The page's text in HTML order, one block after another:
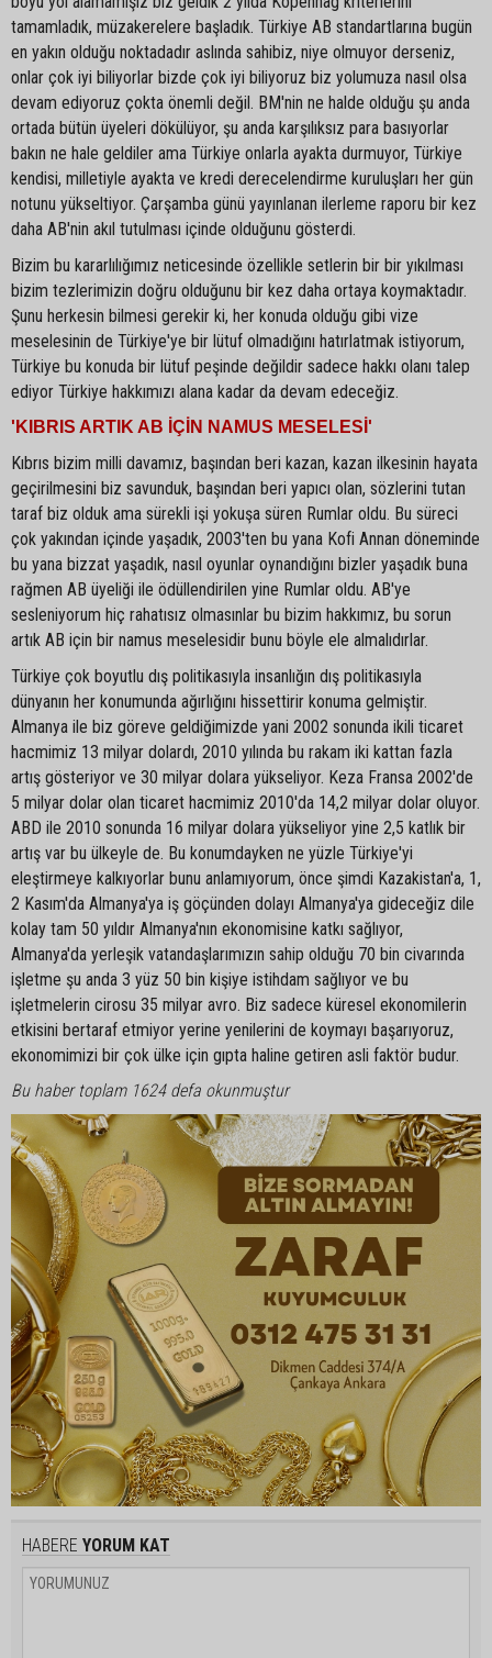
tamamladık, müzakerelere başladık. Türkiye AB standartlarına bugün
en yakın olduğu noktadadır aslında sahibiz, niye olmuyor derseniz,
onlar çok iyi biliyorlar bizde çok iyi biliyoruz biz yolumuza nasıl olsa
devam ediyoruz çokta önemli değil. BM'nin ne halde olduğu şu anda
ortada bütün üyeleri dökülüyor, şu anda karşılıksız para basıyorlar
bakın ne hale geldiler ama Türkiye onlarla ayakta durmuyor, Türkiye
kendisi, milletiyle ayakta ve kredi derecelendirme kuruluşları her gün
notunu yükseltiyor. Çarşamba günü yayınlanan ilerleme raporu bir kez
daha AB'nin akıl tutulması içinde olduğunu gösterdi.
Bizim bu kararlılığımız neticesinde özellikle setlerin bir bir yıkılması
bizim tezlerimizin doğru olduğunu bir kez daha ortaya koymaktadır.
Şunu herkesin bilmesi gerekir ki, her konuda olduğu gibi vize
meselesinin de Türkiye'ye bir lütuf olmadığını hatırlatmak istiyorum,
Türkiye bu konuda bir lütuf peşinde değildir sadece hakkı olanı talep
ediyor Türkiye hakkımızı alana kadar da devam edeceğiz.
'KIBRIS ARTIK AB İÇİN NAMUS MESELESİ'
Kıbrıs bizim milli davamız, başından beri kazan, kazan ilkesinin hayata
geçirilmesini biz savunduk, başından beri yapıcı olan, sözlerini tutan
taraf biz olduk ama sürekli işi yokuşa süren Rumlar oldu. Bu süreci
çok yakından içinde yaşadık, 2003'ten bu yana Kofi Annan döneminde
bu yana bizzat yaşadık, nasıl oyunlar oynandığını bizler yaşadık buna
rağmen AB üyeliği ile ödüllendirilen yine Rumlar oldu. AB'ye
sesleniyorum hiç rahatısız olmasınlar bu bizim hakkımız, bu sorun
artık AB için bir namus meselesidir bunu böyle ele almalıdırlar.
Türkiye çok boyutlu dış politikasıyla insanlığın dış politikasıyla
dünyanın her konumunda ağırlığını hissettirir konuma gelmiştir.
Almanya ile biz göreve geldiğimizde yani 2002 sonunda ikili ticaret
hacmimiz 13 milyar dolardı, 2010 yılında bu rakam iki kattan fazla
artış gösteriyor ve 30 milyar dolara yükseliyor. Keza Fransa 2002'de
5 milyar dolar olan ticaret hacmimiz 2010'da 14,2 milyar dolar oluyor.
ABD ile 2010 sonunda 16 milyar dolara yükseliyor yine 2,5 katlık bir
artış var bu ülkeyle de. Bu konumdayken ne yüzle Türkiye'yi
eleştirmeye kalkıyorlar bunu anlamıyorum, önce şimdi Kazakistan'a, 1,
2 Kasım'da Almanya'ya iş göçünden dolayı Almanya'ya gideceğiz dile
kolay tam 50 yıldır Almanya'nın ekonomisine katkı sağlıyor,
Almanya'da yerleşik vatandaşlarımızın sahip olduğu 70 bin civarında
işletme şu anda 3 yüz 50 bin kişiye istihdam sağlıyor ve bu
işletmelerin cirosu 35 milyar avro. Biz sadece küresel ekonomilerin
etkisini bertaraf etmiyor yerine yenilerini de koymayı başarıyoruz,
ekonomimizi bir çok ülke için gıpta haline getiren asli faktör budur.
Bu haber toplam 1624 defa okunmuştur
HABERE YORUM KAT